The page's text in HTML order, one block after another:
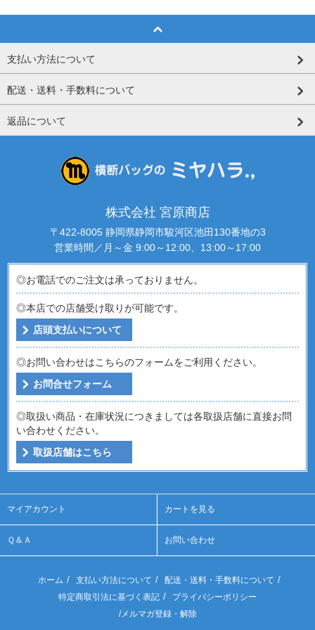
支払い方法について
配送・送料・手数料について
返品について
株式会社 宮原商店
〒422-8005 静岡県静岡市駿河区池田130番地の3
営業時間／月～金 9:00～12:00、13:00～17:00
◎お電話でのご注文は承っておりません。
◎本店での店舗受け取りが可能です。
店頭支払いについて
◎お問い合わせはこちらのフォームをご利用ください。
お問合せフォーム
◎取扱い商品・在庫状況につきましては各取扱店舗に直接お問
い合わせください。
取扱店舗はこちら
マイアカウント カートを見る
Ｑ＆Ａ お問い合わせ
ホーム / 支払い方法について / 配送・送料・手数料について /
特定商取引法に基づく表記 /
プライバシーポリシー
/メルマガ登録・解除